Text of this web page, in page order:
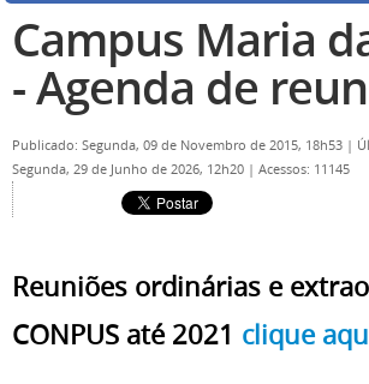
Campus Maria
- Agenda de
Publicado: Segunda, 09 de Novembro de 2015, 18h53 |
Segunda, 29 de Junho de 2026, 12h20 | Acessos: 11145
Reuniões ordinárias e
CONPUS até 2021 clique